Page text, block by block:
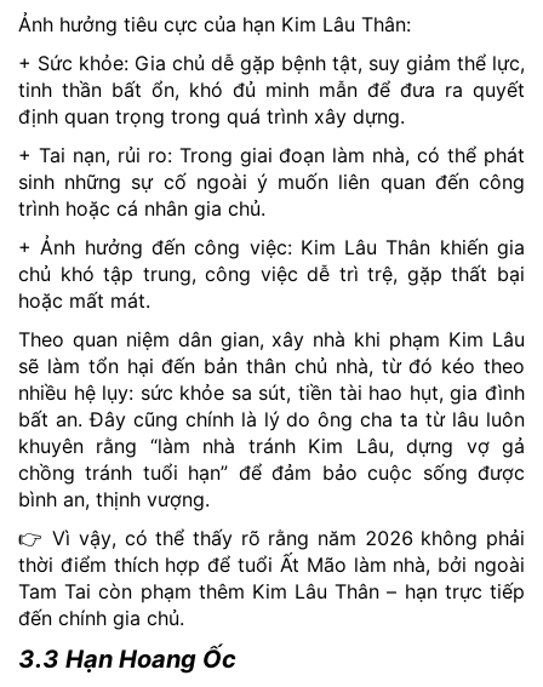
Ảnh hưởng tiêu cực của hạn Kim Lâu Thân:
+ Sức khỏe: Gia chủ dễ gặp bệnh tật, suy giảm thể lực,
tinh thần bất ổn, khó đủ minh mẫn để đưa ra quyết
định quan trọng trong quá trình xây dựng.
+ Tai nạn, rủi ro: Trong giai đoạn làm nhà, có thể phát
sinh những sự cố ngoài ý muốn liên quan đến công
trình hoặc cá nhân gia chủ.
+ Ảnh hưởng đến công việc: Kim Lâu Thân khiến gia
chủ khó tập trung, công việc dễ trì trệ, gặp thất bại
hoặc mất mát.
Theo quan niệm dân gian, xây nhà khi phạm Kim Lâu
sẽ làm tổn hại đến bản thân chủ nhà, từ đó kéo theo
nhiều hệ lụy: sức khỏe sa sút, tiền tài hao hụt, gia đình
bất an. Đây cũng chính là lý do ông cha ta từ lâu luôn
khuyên rằng “làm nhà tránh Kim Lâu, dựng vợ gả
chồng tránh tuổi hạn” để đảm bảo cuộc sống được
bình an, thịnh vượng.
👉 Vì vậy, có thể thấy rõ rằng năm 2026 không phải
thời điểm thích hợp để tuổi Ất Mão làm nhà, bởi ngoài
Tam Tai còn phạm thêm Kim Lâu Thân – hạn trực tiếp
đến chính gia chủ.
3.3 Hạn Hoang Ốc